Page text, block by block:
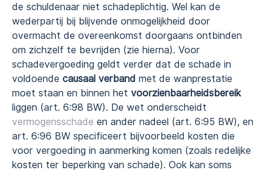
de schuldenaar niet schadeplichtig. Wel kan de
wederpartij bij blijvende onmogelijkheid door
overmacht de overeenkomst doorgaans ontbinden
om zichzelf te bevrijden (zie hierna). Voor
schadevergoeding geldt verder dat de schade in
voldoende causaal verband met de wanprestatie
moet staan en binnen het voorzienbaarheidsbereik
liggen (art. 6:98 BW). De wet onderscheidt
vermogensschade en ander nadeel (art. 6:95 BW), en
art. 6:96 BW specificeert bijvoorbeeld kosten die
voor vergoeding in aanmerking komen (zoals redelijke
kosten ter beperking van schade). Ook kan soms